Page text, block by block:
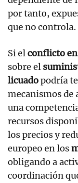
por tanto,
que no controla.
Si elconflicto
sobre el
licuadopodría
mecanismos
una
recursos
los precios y
europeo en los
obligando a
coordinación